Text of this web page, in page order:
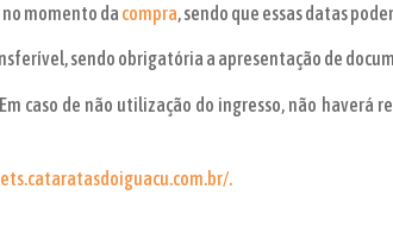
no momento da compra, sendo que essas datas
sendo obrigatória a apresentação de
caso de não utilização do ingresso, não
.